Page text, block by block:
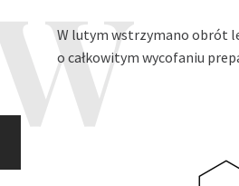
W lutym wstrzymano obrót
o całkowitym wycofaniu